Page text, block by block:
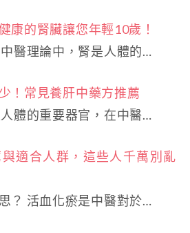
康的腎臟讓您年輕10歲！
醫理論中，腎是人體的…
！常見養肝中藥方推薦
體的重要器官，在中醫…
適合人群，這些人千萬別亂
？ 活血化瘀是中醫對於…